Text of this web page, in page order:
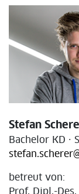
Stefan
Bachelor KD ·
betreut von:
Prof. Dipl.-